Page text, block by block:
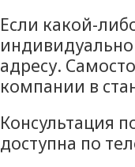
Если какой-
адресу.
компании в
Консультация
доступна по